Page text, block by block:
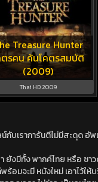
Treasure Hunter
ตรคน ค้นโคตรสมบัติ
(2009)
Thai HD 2009
เราการันตีไม่มีสะดุด อัพ
งมีทั้ง พากค์ไทย หรือ ซา
อมจะมี หนังใหม่ เอาไว้ใ